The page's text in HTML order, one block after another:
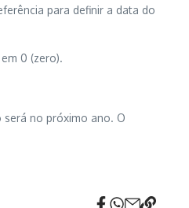
para definir a data do
0 (zero).
no próximo ano. O